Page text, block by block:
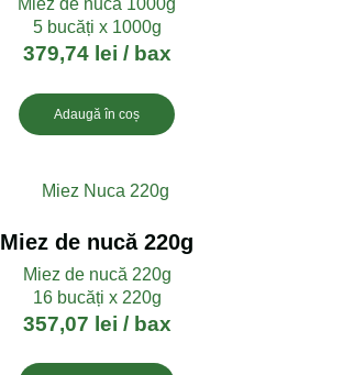
Miez de nucă 1000g
5 bucăți x 1000g
379,74 lei / bax
Adaugă în coș
Miez de nucă 220g
Miez de nucă 220g
16 bucăți x 220g
357,07 lei / bax